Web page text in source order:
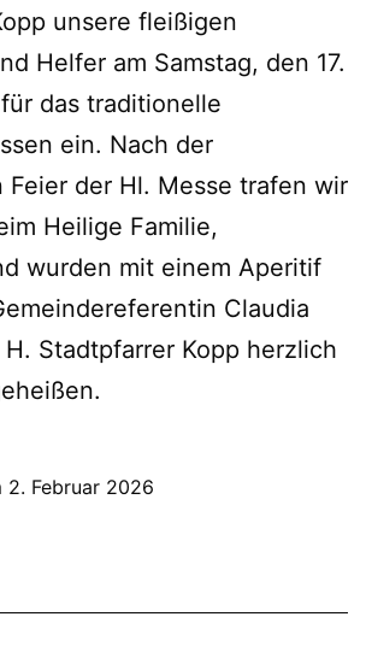
unsere fleißigen
Helfer am Samstag, den 17.
das traditionelle
ein. Nach der
Feier der Hl. Messe trafen wir
Heilige Familie,
wurden mit einem Aperitif
Claudia
Stadtpfarrer Kopp herzlich
2. Februar 2026